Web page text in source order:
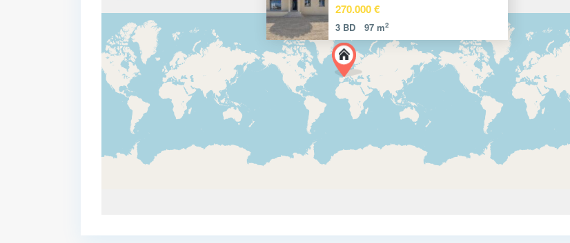
270.000 €
3 BD 97 m2